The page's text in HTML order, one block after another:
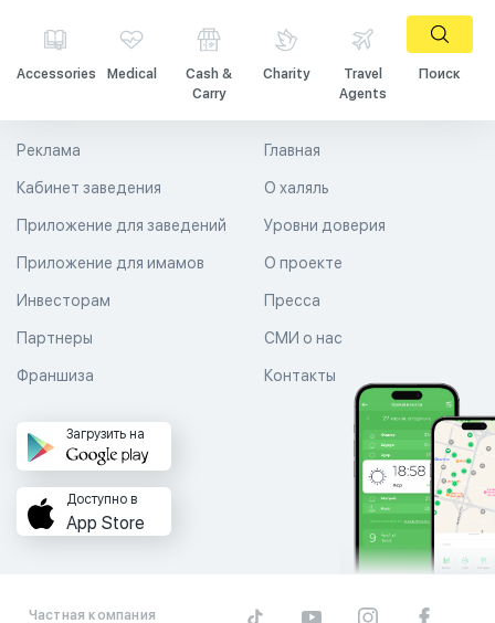
Accessories Medical
Cash &
Carry
Charity
Travel
Agents
Поиск
Главная
О халяль
Уровни доверия
Реклама
Кабинет заведения
Приложение для заведений
Приложение для имамов О проекте
Пресса
СМИ о нас
Контакты
Инвесторам
Партнеры
Франшиза
Загрузить на
Доступно в
App Store
Частная компания